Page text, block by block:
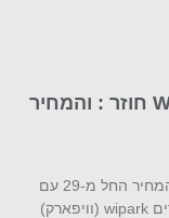
פארק האקסטרים הממוזג WIPARK חוזר : והמחיר
פארק האקסטרים הממוזג WIPARK חוזר : והמחיר החל מ-29 עם
היציאה לחופש הגדול, יפתח פארק האקסטרים wipark (וויפארק)